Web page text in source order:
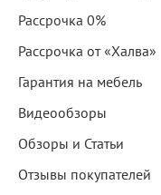
Рассрочка 0%
Рассрочка от «Халва»
Гарантия на мебель
Видеообзоры
Обзоры и Статьи
Отзывы покупателей